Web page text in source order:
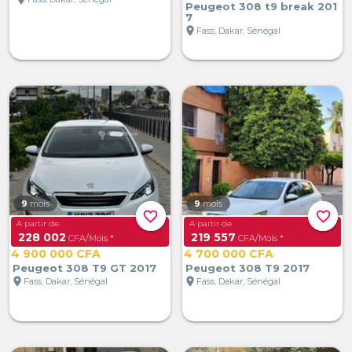
Peugeot 308 t9 break 201
7
location_on Fass, Dakar, Sénégal
favorite_border
9 mois
A partir de
228 002 CFA/Mois *
4 900 000 CFA
Peugeot 308 T9 GT 2017
location_on Fass, Dakar, Sénégal
favorite_border
9 mois
A partir de
219 557 CFA/Mois *
4 700 000 CFA
Peugeot 308 T9 2017
location_on Fass, Dakar, Sénégal